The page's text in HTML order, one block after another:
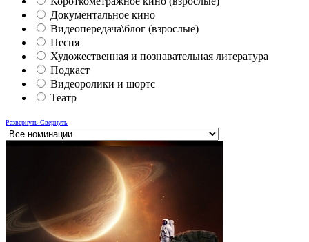
Документальное кино
Видеопередача\блог (взрослые)
Песня
Художественная и познавательная литература
Подкаст
Видеоролики и шортс
Театр
Развернуть Свернуть